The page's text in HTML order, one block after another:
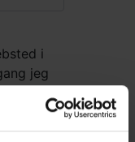
i
jeg